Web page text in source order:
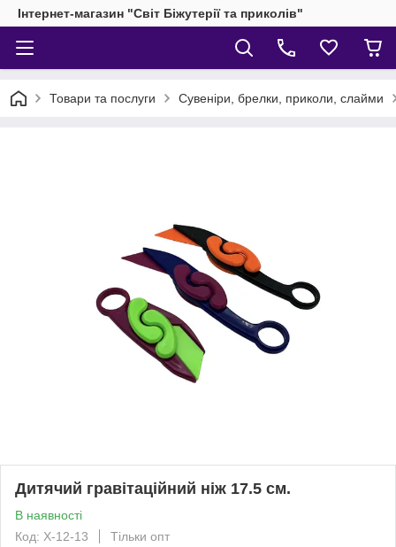
Інтернет-магазин "Світ Біжутерії та приколів"
Товари та послуги Сувеніри, брелки, приколи, слайми
Дитячий гравітаційний ніж 17.5 см.
В наявності
Код: X-12-13
Тільки опт